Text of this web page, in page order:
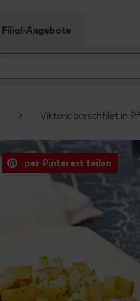
Filial-Angebote
Viktoriabarschfilet in
per Pinterest teilen